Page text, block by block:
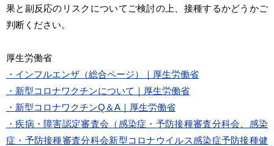
果と副反応のリスクについてご検討の上、接種するかどうかご
判断ください。
厚生労働省
・インフルエンザ（総合ページ）｜厚生労働省
・新型コロナワクチンについて｜厚生労働省
・新型コロナワクチンQ＆A｜厚生労働省
・疾病・障害認定審査会（感染症・予防接種審査分科会、感染
症・予防接種審査分科会新型コロナウイルス感染症予防接種健